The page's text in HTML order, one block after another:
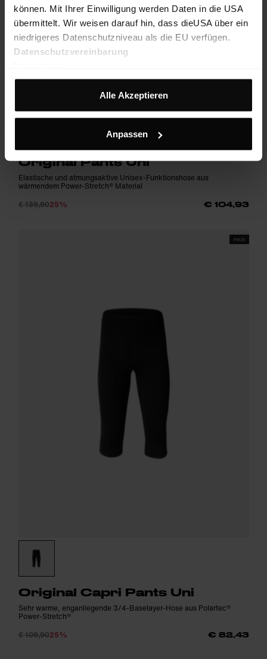
können. Mit Ihrer Einwilligung werden Daten in die USA
übermittelt. Wir weisen darauf hin, dass dieUSA über ein
niedrigeres Datenschutzniveau als die EU verfügen.
Datenschutzvereinbarung
Alle Akzeptieren
Anpassen
Original Pants Uni
Elastische und atmungsaktive Unisex-Funktionshose aus
wärmendem Power-Stretch® Material
€ 139,9025% € 104,93
FW25
Original Capri Pants Uni
Sehr warme, enganliegende 3/4-Baselayer-Hose aus Polartec®
Power-Stretch®
€ 109,9025% € 82,43